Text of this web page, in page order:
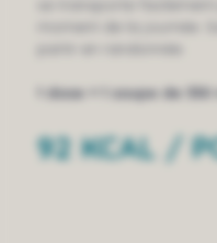
1 dose = 1 soupe de 330
92 KCAL /